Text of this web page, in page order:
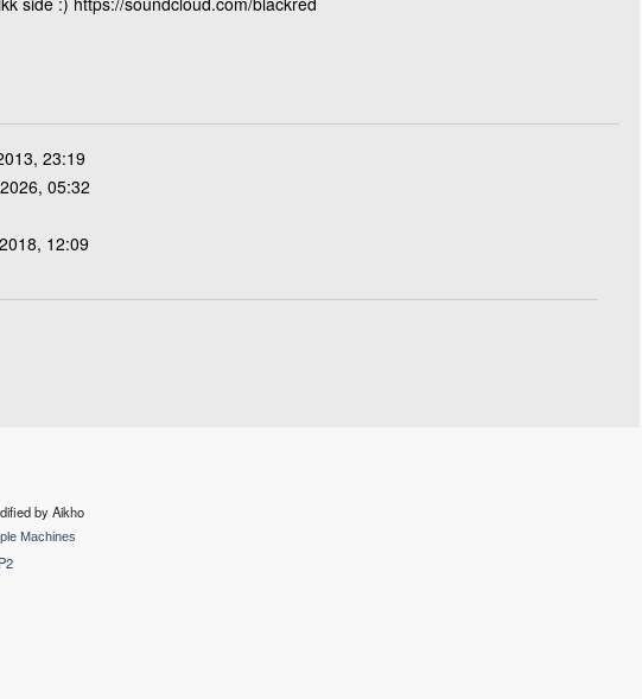
23:19
05:32
12:09
by Aikho
Machines